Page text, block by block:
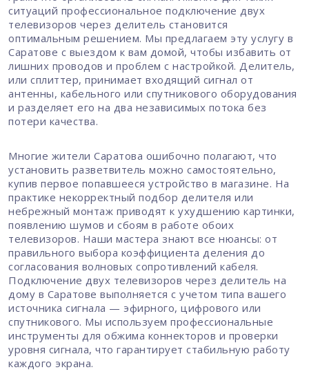
ситуаций профессиональное подключение двух
телевизоров через делитель становится
оптимальным решением. Мы предлагаем эту услугу в
Саратове с выездом к вам домой, чтобы избавить от
лишних проводов и проблем с настройкой. Делитель,
или сплиттер, принимает входящий сигнал от
антенны, кабельного или спутникового оборудования
и разделяет его на два независимых потока без
потери качества.
Многие жители Саратова ошибочно полагают, что
установить разветвитель можно самостоятельно,
купив первое попавшееся устройство в магазине. На
практике некорректный подбор делителя или
небрежный монтаж приводят к ухудшению картинки,
появлению шумов и сбоям в работе обоих
телевизоров. Наши мастера знают все нюансы: от
правильного выбора коэффициента деления до
согласования волновых сопротивлений кабеля.
Подключение двух телевизоров через делитель на
дому в Саратове выполняется с учетом типа вашего
источника сигнала — эфирного, цифрового или
спутникового. Мы используем профессиональные
инструменты для обжима коннекторов и проверки
уровня сигнала, что гарантирует стабильную работу
каждого экрана.